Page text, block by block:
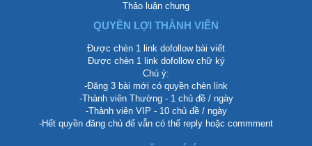
Thảo luận chung
QUYỀN LỢI THÀNH VIÊN
Được chèn 1 link dofollow bài viết
Được chèn 1 link dofollow chữ ký
Chú ý:
-Đăng 3 bài mới có quyền chèn link
-Thành viên Thường - 1 chủ đề / ngày
-Thành viên VIP - 10 chủ đề / ngày
-Hết quyền đăng chủ để vẫn có thể reply hoặc commment